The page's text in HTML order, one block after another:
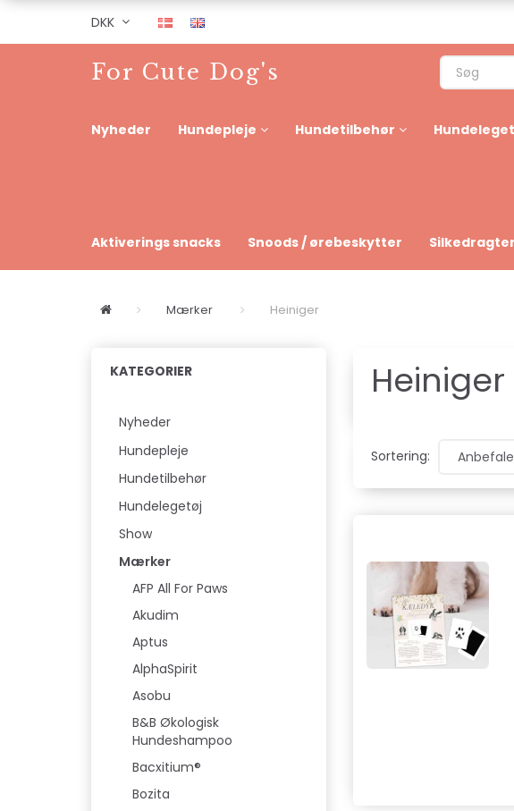
DKK
For Cute Dog's
Nyheder Hundepleje Hundetilbehør
Aktiverings snacks Snoods / ørebeskytter Silkedragter
Mærker Heiniger
KATEGORIER
Nyheder
Hundepleje
Hundetilbehør
Hundelegetøj
Show
Mærker
AFP All For Paws
Akudim
Aptus
AlphaSpirit
Asobu
B&B Økologisk
Hundeshampoo
Bacxitium®
Bozita
Heiniger
Sortering: